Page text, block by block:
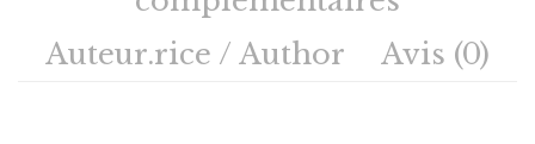
Auteur.rice / Author
Avis (0)